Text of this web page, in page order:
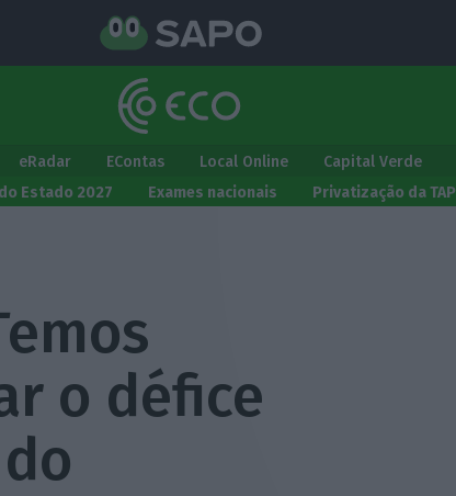
eRadar EContas Local Online Capital Verde
Estado 2027 Exames nacionais Privatização da TAP
o défice